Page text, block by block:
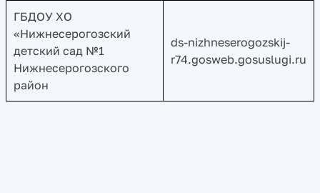
ГБДОУ ХО
«Нижнесерогозский
детский сад №1
Нижнесерогозского
район
ds-nizhneserogozskij-
r74.gosweb.gosuslugi.ru